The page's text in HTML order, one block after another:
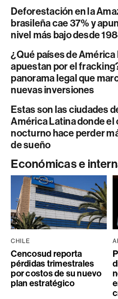
Deforestación en la
brasileña cae 37% y
nivel más bajo desde
¿Qué países de América
apuestan por el
panorama legal que
nuevas inversiones
Estas son las ciudades
América Latina donde el
nocturno hace perder
de sueño
Económicas e
CHILE
Cencosud reporta
pérdidas trimestrales
por costos de su nuevo
plan estratégico